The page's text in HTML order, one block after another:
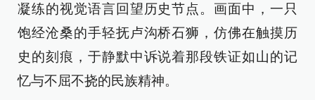
凝练的视觉语言回望历史节点。画面中，一只
饱经沧桑的手轻抚卢沟桥石狮，仿佛在触摸历
史的刻痕，于静默中诉说着那段铁证如山的记
忆与不屈不挠的民族精神。